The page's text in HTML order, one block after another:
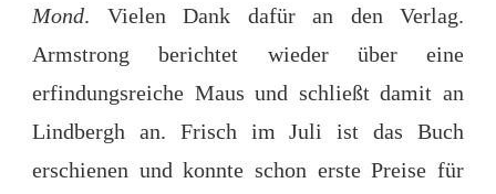
Mond. Vielen Dank dafür an den Verlag.
Armstrong berichtet wieder über eine
erfindungsreiche Maus und schließt damit an
Lindbergh an. Frisch im Juli ist das Buch
erschienen und konnte schon erste Preise für